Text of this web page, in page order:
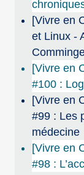
[Vivre en
et Linux -
[Vivre en
#100 :
[Vivre en
#99 : Les
médecine
[Vivre en
#98 :